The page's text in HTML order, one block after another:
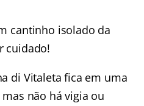
cantinho isolado da
cuidado!
di Vitaleta fica em uma
não há vigia ou